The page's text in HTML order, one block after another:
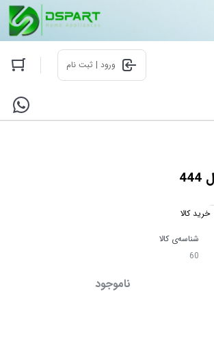
ورود | ثبت نام
خرید کالا
شناسه‌ی کالا
60
ناموجود